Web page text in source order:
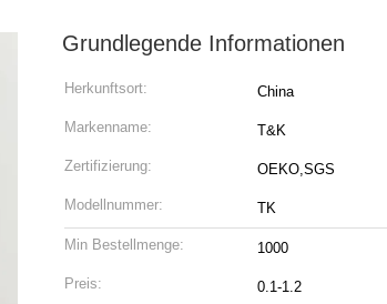
Grundlegende Informationen
Herkunftsort: China
Markenname: T&K
Zertifizierung: OEKO,SGS
Modellnummer: TK
Min Bestellmenge: 1000
Preis: 0.1-1.2